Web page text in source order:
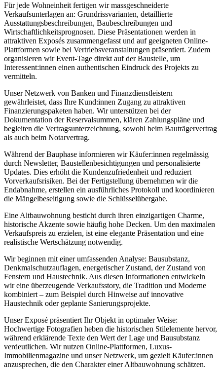
Für jede Wohneinheit fertigen wir massgeschneiderte
Verkaufsunterlagen an: Grundrissvarianten, detaillierte
Ausstattungsbeschreibungen, Baubeschreibungen und
Wirtschaftlichkeitsprognosen. Diese Präsentationen werden in
attraktiven Exposés zusammengefasst und auf geeigneten Online-
Plattformen sowie bei Vertriebsveranstaltungen präsentiert. Zudem
organisieren wir Event-Tage direkt auf der Baustelle, um
Interessent:innen einen authentischen Eindruck des Projekts zu
vermitteln.
Unser Netzwerk von Banken und Finanzdienstleistern
gewährleistet, dass Ihre Kund:innen Zugang zu attraktiven
Finanzierungspaketen haben. Wir unterstützen bei der
Dokumentation der Reservalsummen, klären Zahlungspläne und
begleiten die Vertragsunterzeichnung, sowohl beim Bauträgervertrag
als auch beim Notarvertrag.
Während der Bauphase informieren wir Käufer:innen regelmässig
durch Newsletter, Baustellenbesichtigungen und personalisierte
Updates. Dies erhöht die Kundenzufriedenheit und reduziert
Vorverkaufsrisiken. Bei der Fertigstellung übernehmen wir die
Endabnahme, erstellen ein ausführliches Protokoll und koordinieren
die Mängelbeseitigung sowie die Schlüsselübergabe.
Eine Altbauwohnung besticht durch ihren einzigartigen Charme,
historische Akzente sowie häufig hohe Decken. Um den maximalen
Verkaufspreis zu erzielen, ist eine elegante Präsentation und eine
realistische Wertschätzung notwendig.
Wir beginnen mit einer umfassenden Analyse: Bausubstanz,
Denkmalschutzauflagen, energetischer Zustand, der Zustand von
Fenstern und Haustechnik. Aus diesen Informationen entwickeln
wir eine überzeugende Verkaufsstory, die Tradition und Moderne
kombiniert – zum Beispiel durch Hinweise auf innovative
Haustechnik oder geplante Sanierungsprojekte.
Unser Exposé präsentiert Ihr Objekt in optimaler Weise:
Hochwertige Fotografien heben die historischen Stilelemente hervor,
während erklärende Texte den Wert der Lage und Bausubstanz
verdeutlichen. Wir nutzen Online-Plattformen, Luxus-
Immobilienmagazine und unser Netzwerk, um gezielt Käufer:innen
anzusprechen, die den Charakter einer Altbauwohnung schätzen.